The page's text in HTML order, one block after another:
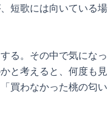
短歌には向いている場
る。その中で気になっ
と考えると、何度も見
買わなかった桃の匂い